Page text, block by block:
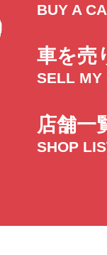
BUY A
車を売
SELL MY
店舗一
SHOP